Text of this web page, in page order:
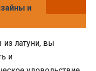
и
латуни, вы
и